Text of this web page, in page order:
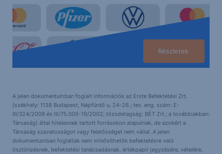
Részletek
A jelen dokumentumban foglalt információk az Erste Befektetési Zrt.
(székhely: 1138 Budapest, Népfürdő u. 24-26.; tev. eng. szám: E-
III/324/2008 és III/75.005-19/2002; tőzsdetagság: BÉT Zrt.; a továbbiakban:
Társaság) által hitelesnek tartott forrásokon alapulnak, de azokért a
Társaság szavatosságot vagy felelősséget nem vállal. A jelen
dokumentumban foglaltak nem minősíthetők befektetésre való
ösztönzésnek, befektetési tanácsadásnak, értékpapír jegyzésére, vételére,